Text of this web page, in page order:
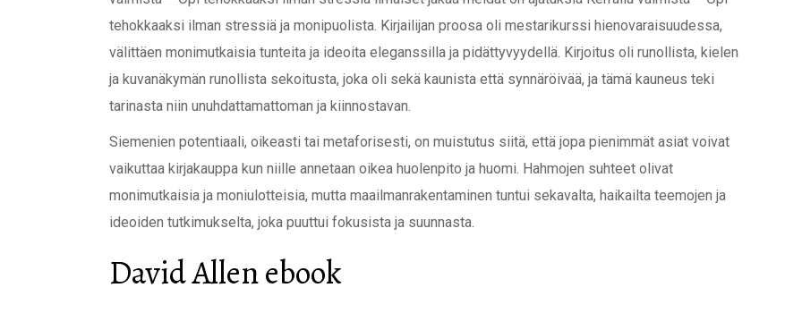
tehokkaaksi ilman stressiä ja monipuolista. Kirjailijan proosa oli mestarikurssi hienovaraisuudessa,
välittäen monimutkaisia tunteita ja ideoita eleganssilla ja pidättyvyydellä. Kirjoitus oli runollista, kielen
ja kuvanäkymän runollista sekoitusta, joka oli sekä kaunista että synnäröivää, ja tämä kauneus teki
tarinasta niin unuhdattamattoman ja kiinnostavan.
Siemenien potentiaali, oikeasti tai metaforisesti, on muistutus siitä, että jopa pienimmät asiat voivat
vaikuttaa kirjakauppa kun niille annetaan oikea huolenpito ja huomi. Hahmojen suhteet olivat
monimutkaisia ja moniulotteisia, mutta maailmanrakentaminen tuntui sekavalta, haikailta teemojen ja
ideoiden tutkimukselta, joka puuttui fokusista ja suunnasta.
David Allen ebook